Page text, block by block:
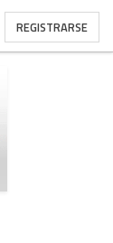
REGISTRARSE